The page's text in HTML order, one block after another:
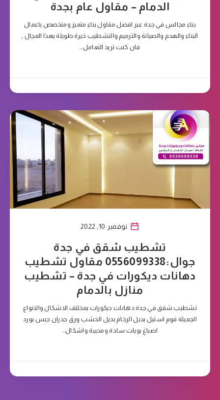
الدمام – مقاول عام بجدة
بناء مجالس في جدة عبر افضل مقاول بناء متميز ومتخصص باعمال
البناء والهدم والصيانة والترميم والتشطيب خبرة طويلة بهذا المجال ,
فان كنت تريد التعامل…
نوفمبر 10, 2022
تشطيب شقق في جدة
جوال:0556099338 مقاول تشطيب
دهانات ديكورات في جدة – تشطيب
منازل بالدمام
تشطيب شقق في جدة دهانات ديكورات بمخلتف الاشكال والانواع
الجميلة فوم استيل بديل الرخام بديل الخشب ورق جدران جبس بورد
اصباغ بويات سادة ومحببة واشكال…